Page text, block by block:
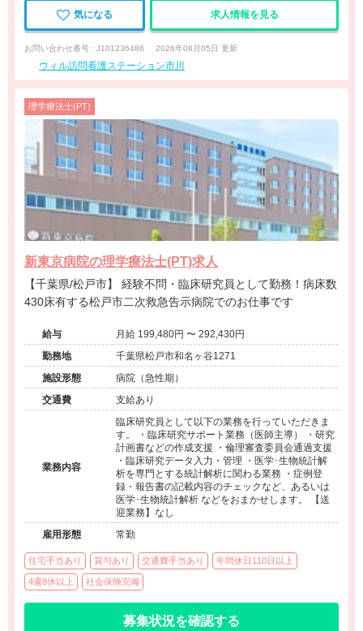
気になる 求人情報を見る
お問い合わせ番号 : J101236486 2026年08月05日 更新
ウィル訪問看護ステーション市川
理学療法士(PT)
新東京病院の理学療法士(PT)求人
【千葉県/松戸市】 経験不問・臨床研究員として勤務！病床数
430床有する松戸市二次救急告示病院でのお仕事です
給与
月給 199,480円 〜 292,430円
勤務地
千葉県松戸市和名ヶ谷1271
施設形態
病院（急性期）
交通費
支給あり
業務内容
臨床研究員として以下の業務を行っていただきま
す。 ・臨床研究サポート業務（医師主導） ・研究
計画書などの作成支援 ・倫理審査委員会通過支援
・臨床研究データ入力・管理 ・医学･生物統計解
析を専門とする統計解析に関わる業務 ・症例登
録・報告書の記載内容のチェックなど、あるいは
医学･生物統計解析 などをおまかせします。 【送
迎業務】なし
雇用形態
常勤
住宅手当あり 賞与あり 交通費手当あり 年間休日110日以上
4週8休以上 社会保険完備
募集状況を確認する